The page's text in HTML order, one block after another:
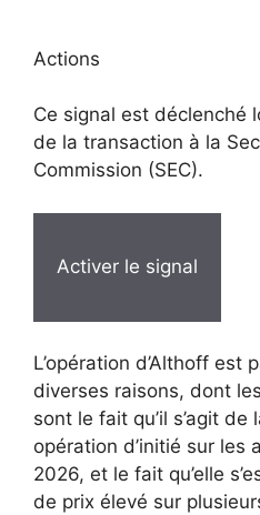
Actions
Ce signal est déclenché
de la transaction à la
Commission (SEC).
Activer le signal
L’opération d’Althoff est
diverses raisons, dont
sont le fait qu’il s’agit de
opération d’initié sur les
2026, et le fait qu’elle
de prix élevé sur